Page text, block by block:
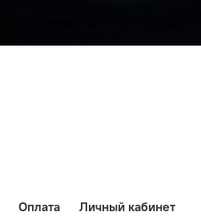
Оплата Личный кабинет